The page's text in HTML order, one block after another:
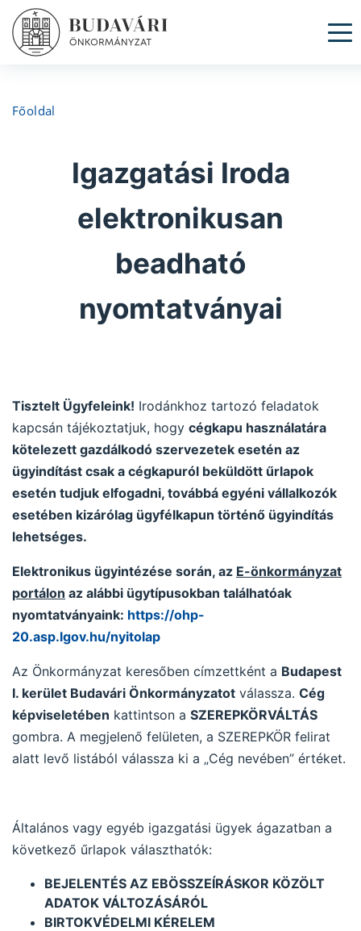
Főoldal
Igazgatási Iroda
elektronikusan
beadható
nyomtatványai
Tisztelt Ügyfeleink! Irodánkhoz tartozó feladatok
kapcsán tájékoztatjuk, hogy cégkapu használatára
kötelezett gazdálkodó szervezetek esetén az
ügyindítást csak a cégkapuról beküldött űrlapok
esetén tudjuk elfogadni, továbbá egyéni vállalkozók
esetében kizárólag ügyfélkapun történő ügyindítás
lehetséges.
Elektronikus ügyintézése során, az E-önkormányzat
portálon az alábbi ügytípusokban találhatóak
nyomtatványaink: https://ohp-
20.asp.lgov.hu/nyitolap
Az Önkormányzat keresőben címzettként a Budapest
I. kerület Budavári Önkormányzatot válassza. Cég
képviseletében kattintson a SZEREPKÖRVÁLTÁS
gombra. A megjelenő felületen, a SZEREPKÖR felirat
alatt levő listából válassza ki a „Cég nevében” értéket.
Általános vagy egyéb igazgatási ügyek ágazatban a
következő űrlapok választhatók:
BEJELENTÉS AZ EBÖSSZEÍRÁSKOR KÖZÖLT
ADATOK VÁLTOZÁSÁRÓL
BIRTOKVÉDELMI KÉRELEM